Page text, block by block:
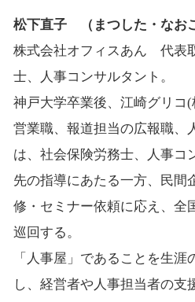
松下直子 （まつした・なお
株式会社オフィスあん 代表
士、人事コンサルタント。
神戸大学卒業後、江崎グリコ
営業職、報道担当の広報職、
は、社会保険労務士、人事コ
先の指導にあたる一方、民間
修・セミナー依頼に応え、全
巡回する。
「人事屋」であることを生
し、経営者や人事担当者の支